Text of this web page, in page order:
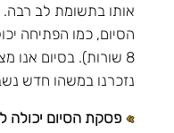
אותו בתשומת לב רבה.
8 שורות). בסיום אנו
נזכרנו במשהו חדש
פסקת הסיום יכולה